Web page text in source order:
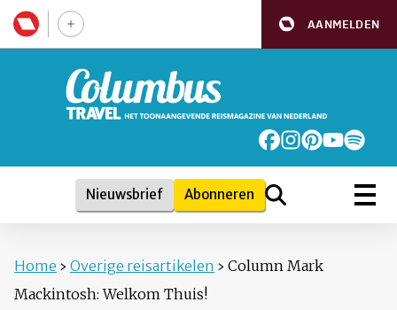
AANMELDEN
Nieuwsbrief Abonneren
Home › Overige reisartikelen › Column Mark
Mackintosh: Welkom Thuis!